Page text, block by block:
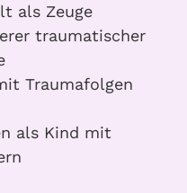
als Zeuge
traumatischer
Traumafolgen
als Kind mit